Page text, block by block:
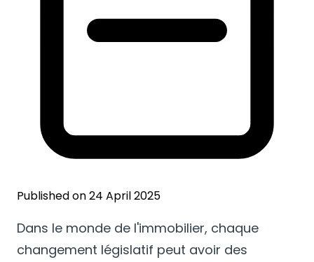
Published on 24 April 2025
Dans le monde de l'immobilier, chaque
changement législatif peut avoir des